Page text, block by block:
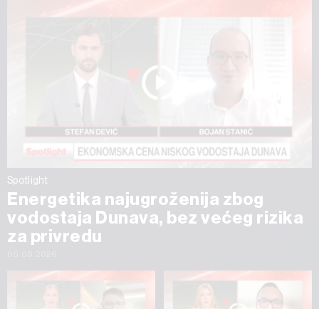
Spotlight
Energetika najugroženija zbog
vodostaja Dunava, bez većeg rizika
za privredu